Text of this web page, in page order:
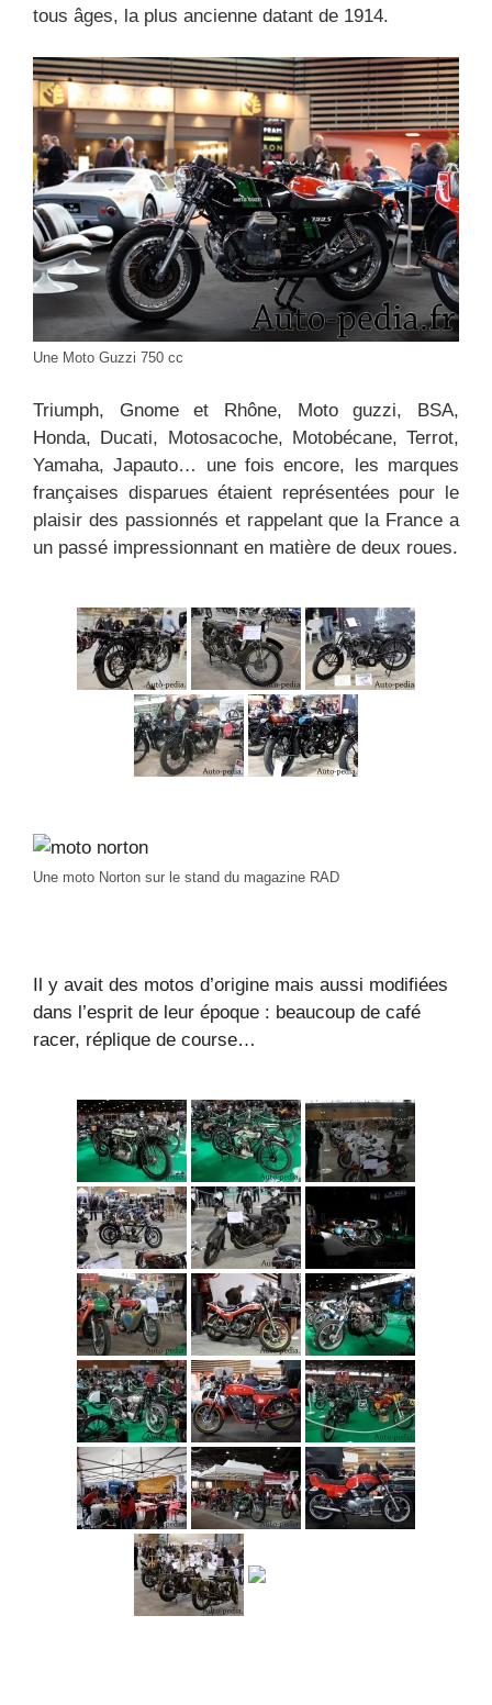
tous âges, la plus ancienne datant de 1914.
Une Moto Guzzi 750 cc
Triumph, Gnome et Rhône, Moto guzzi, BSA,
Honda, Ducati, Motosacoche, Motobécane, Terrot,
Yamaha, Japauto… une fois encore, les marques
françaises disparues étaient représentées pour le
plaisir des passionnés et rappelant que la France a
un passé impressionnant en matière de deux roues.
Une moto Norton sur le stand du magazine RAD
Il y avait des motos d’origine mais aussi modifiées
dans l’esprit de leur époque : beaucoup de café
racer, réplique de course…